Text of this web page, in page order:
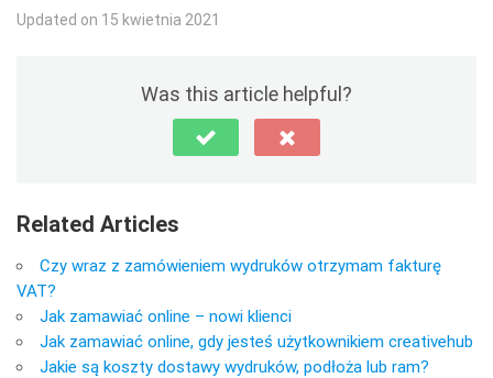
Updated on 15 kwietnia 2021
Was this article helpful?
Related Articles
Czy wraz z zamówieniem wydruków otrzymam fakturę
VAT?
Jak zamawiać online – nowi klienci
Jak zamawiać online, gdy jesteś użytkownikiem creativehub
Jakie są koszty dostawy wydruków, podłoża lub ram?